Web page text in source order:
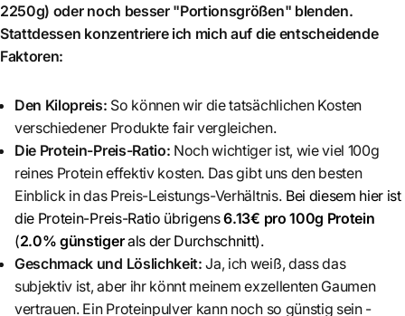
2250g) oder noch besser "Portionsgrößen" blenden.
Stattdessen konzentriere ich mich auf die entscheidende
Faktoren:
Den Kilopreis: So können wir die tatsächlichen Kosten
verschiedener Produkte fair vergleichen.
Die Protein-Preis-Ratio: Noch wichtiger ist, wie viel 100g
reines Protein effektiv kosten. Das gibt uns den besten
Einblick in das Preis-Leistungs-Verhältnis. Bei diesem hier ist
die Protein-Preis-Ratio übrigens6.13€ pro 100g Protein
(2.0% günstigerals der Durchschnitt).
Geschmack und Löslichkeit: Ja, ich weiß, dass das
subjektiv ist, aber ihr könnt meinem exzellenten Gaumen
vertrauen. Ein Proteinpulver kann noch so günstig sein -